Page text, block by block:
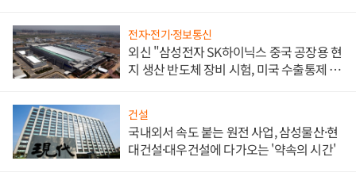
전자·전기·정보통신
외신 "삼성전자 SK하이닉스 중국 공장용 현
지 생산 반도체 장비 시험, 미국 수출통제 대
건설
국내외서 속도 붙는 원전 사업, 삼성물산·현
대건설·대우건설에 다가오는 '약속의 시간'